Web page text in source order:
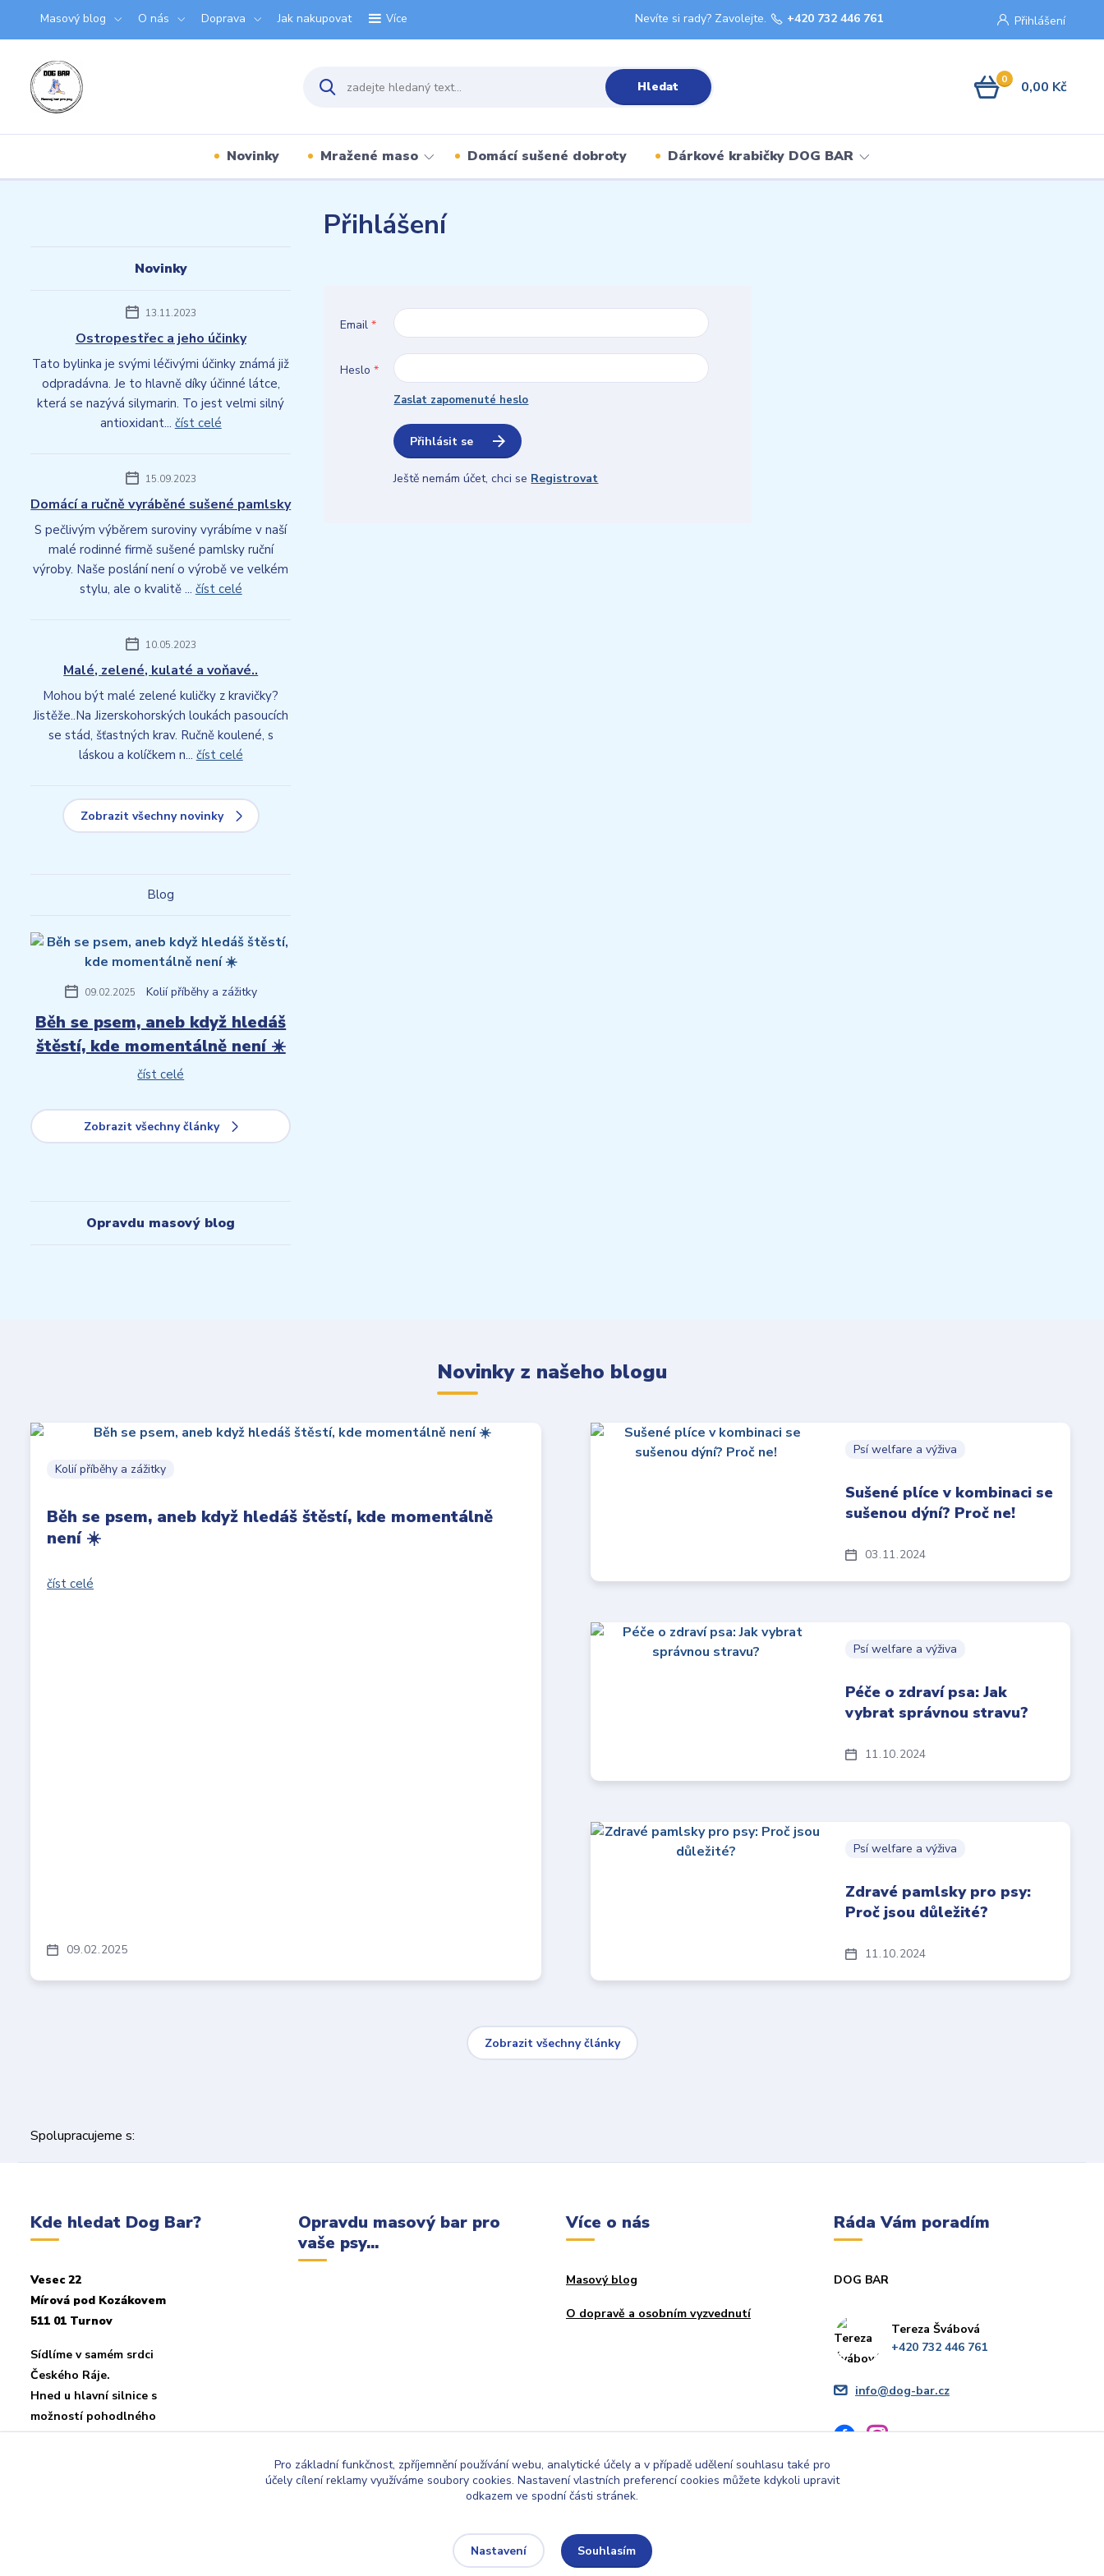
Masový blog O nás Doprava Jak nakupovat Více Přihlášení
Hledat
Nevíte si rady? Zavolejte. +420 732 446 761
0 0,00 Kč
Novinky Mražené maso Domácí sušené dobroty Dárkové krabičky DOG BAR
Novinky
13.11.2023
Ostropestřec a jeho účinky
Tato bylinka je svými léčivými účinky známá již
odpradávna. Je to hlavně díky účinné látce,
která se nazývá silymarin. To jest velmi silný
antioxidant... číst celé
15.09.2023
Domácí a ručně vyráběné sušené pamlsky
S pečlivým výběrem suroviny vyrábíme v naší
malé rodinné firmě sušené pamlsky ruční
výroby. Naše poslání není o výrobě ve velkém
stylu, ale o kvalitě ... číst celé
10.05.2023
Malé, zelené, kulaté a voňavé..
Mohou být malé zelené kuličky z kravičky?
Jistěže..Na Jizerskohorských loukách pasoucích
se stád, šťastných krav. Ručně koulené, s
láskou a kolíčkem n... číst celé
Zobrazit všechny novinky
Blog
09.02.2025 Kolií příběhy a zážitky
Běh se psem, aneb když hledáš
štěstí, kde momentálně není ☀️
číst celé
Zobrazit všechny články
Opravdu masový blog
Přihlášení
Email*
Heslo*
Zaslat zapomenuté heslo
Přihlásit se
Ještě nemám účet, chci se Registrovat
Novinky z našeho blogu
09 02 2025
Kolií příběhy a zážitky
Běh se psem, aneb když hledáš štěstí, kde momentálně
není ☀️
číst celé
03 11 2024
Psí welfare a výživa
Sušené plíce v kombinaci se
sušenou dýní? Proč ne!
11 10 2024
Psí welfare a výživa
Péče o zdraví psa: Jak
vybrat správnou stravu?
11 10 2024
Psí welfare a výživa
Zdravé pamlsky pro psy:
Proč jsou důležité?
Zobrazit všechny články
Spolupracujeme s:
Kde hledat Dog Bar?
Vesec 22
Mírová pod Kozákovem
511 01 Turnov
Sídlíme v samém srdci
Českého Ráje.
Hned u hlavní silnice s
možností pohodlného
parkování u objektu.
Opravdu masový bar pro
vaše psy...
Více o nás
Masový blog
O dopravě a osobním vyzvednutí
Ráda Vám poradím
DOG BAR
Tereza Švábová
+420 732 446 761
info@dog-bar.cz
Upravit sběr cookies.
Pro základní funkčnost, zpříjemnění používání webu, analytické účely a v případě udělení souhlasu také pro
účely cílení reklamy využíváme soubory cookies. Nastavení vlastních preferencí cookies můžete kdykoli upravit
odkazem ve spodní části stránek.
Nastavení Souhlasím